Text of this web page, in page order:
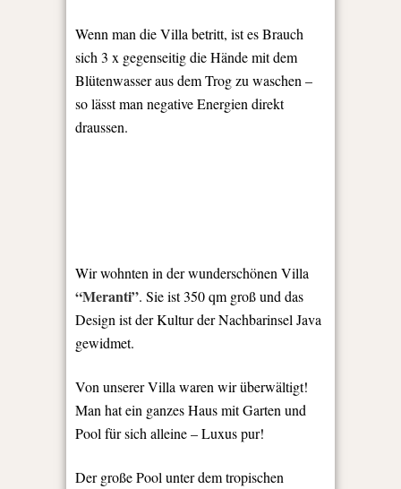
Wenn man die Villa betritt, ist es Brauch
sich 3 x gegenseitig die Hände mit dem
Blütenwasser aus dem Trog zu waschen –
so lässt man negative Energien direkt
draussen.
Wir wohnten in der wunderschönen Villa
“Meranti”. Sie ist 350 qm groß und das
Design ist der Kultur der Nachbarinsel Java
gewidmet.
Von unserer Villa waren wir überwältigt!
Man hat ein ganzes Haus mit Garten und
Pool für sich alleine – Luxus pur!
Der große Pool unter dem tropischen